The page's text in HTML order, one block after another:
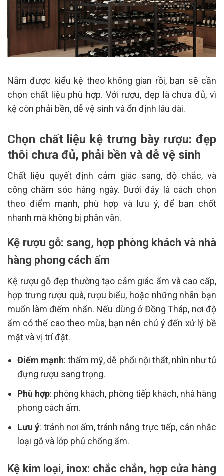
Nắm được kiểu kệ theo không gian rồi, bạn sẽ cần
chọn chất liệu phù hợp. Với rượu, đẹp là chưa đủ, vì
kệ còn phải bền, dễ vệ sinh và ổn định lâu dài.
Chọn chất liệu kệ trưng bày rượu: đẹp
thôi chưa đủ, phải bền và dễ vệ sinh
Chất liệu quyết định cảm giác sang, độ chắc, và
công chăm sóc hàng ngày. Dưới đây là cách chọn
theo điểm mạnh, phù hợp và lưu ý, để bạn chốt
nhanh mà không bị phân vân.
Kệ rượu gỗ: sang, hợp phòng khách và nhà
hàng phong cách ấm
Kệ rượu gỗ đẹp thường tạo cảm giác ấm và cao cấp,
hợp trưng rượu quà, rượu biếu, hoặc những nhãn bạn
muốn làm điểm nhấn. Nếu dùng ở Đồng Tháp, nơi độ
ẩm có thể cao theo mùa, bạn nên chú ý đến xử lý bề
mặt và vị trí đặt.
Điểm mạnh: thẩm mỹ, dễ phối nội thất, nhìn như tủ
đựng rượu sang trọng.
Phù hợp: phòng khách, phòng tiếp khách, nhà hàng
phong cách ấm.
Lưu ý: tránh nơi ẩm, tránh nắng trực tiếp, cân nhắc
loại gỗ và lớp phủ chống ẩm.
Kệ kim loại, inox: chắc chắn, hợp cửa hàng